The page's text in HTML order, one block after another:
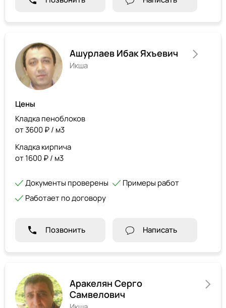
Ашурлаев Ибак Яхъевич
Икша
Цены
Кладка пеноблоков
от 3600 ₽ / м3
Кладка кирпича
от 1600 ₽ / м3
Документы проверены
Примеры работ
Работает по договору
Позвонить Написать
Аракелян Серго
Самвелович